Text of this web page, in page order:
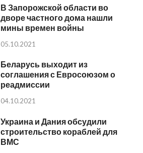
В Запорожской области во
дворе частного дома нашли
мины времен войны
05.10.2021
Беларусь выходит из
соглашения с Евросоюзом о
реадмиссии
04.10.2021
Украина и Дания обсудили
строительство кораблей для
ВМС